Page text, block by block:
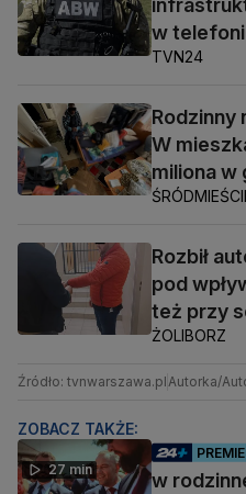
w
TVN24
Rodzinny
W
miliona
Rozbił
pod
też przy
ŻOLIBORZ
Źródło: tvnwarszawa.plAutorka/
ZOBACZ TAKŻE:
27 min
w